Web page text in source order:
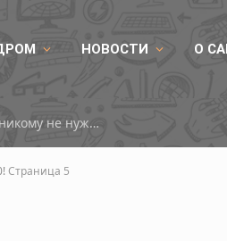
НОВОСТИ О
ID-COOLING DX360 GDL: обзор. Золото которое никому не нужно
Страница 5